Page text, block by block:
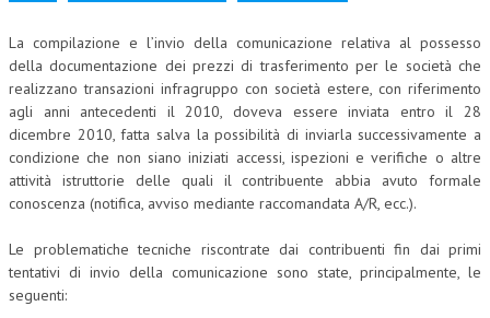
CENTRO STUDI
ATTO COSTITUTIVO E STATUTO
OBIETTIVI
ALTA FORMAZIONE
La compilazione e l’invio della comunicazione relativa al possesso
della documentazione dei prezzi di trasferimento per le società che
realizzano transazioni infragruppo con società estere, con riferimento
agli anni antecedenti il 2010, doveva essere inviata entro il 28
dicembre 2010, fatta salva la possibilità di inviarla successivamente a
condizione che non siano iniziati accessi, ispezioni e verifiche o altre
attività istruttorie delle quali il contribuente abbia avuto formale
conoscenza (notifica, avviso mediante raccomandata A/R, ecc.).
Le problematiche tecniche riscontrate dai contribuenti fin dai primi
tentativi di invio della comunicazione sono state, principalmente, le
seguenti: